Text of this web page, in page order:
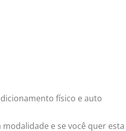
físico e auto
e se você quer esta